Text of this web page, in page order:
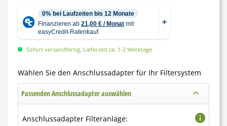
Sofort versandfertig, Lieferzeit ca. 1-2 Werktage
Wählen Sie den Anschlussadapter für Ihr Filtersystem
Passenden Anschlussadapter auswählen
Anschlussadapter Filteranlage: